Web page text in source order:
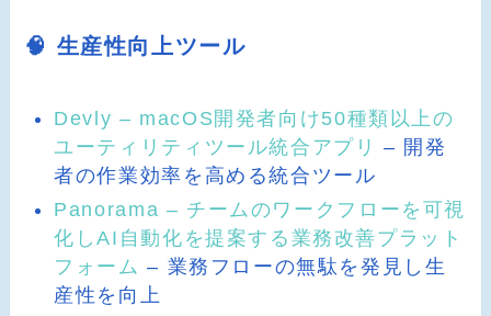
🧠 生産性向上ツール
Devly – macOS開発者向け50種類以上の
ユーティリティツール統合アプリ – 開発
者の作業効率を高める統合ツール
Panorama – チームのワークフローを可視
化しAI自動化を提案する業務改善プラット
フォーム – 業務フローの無駄を発見し生
産性を向上